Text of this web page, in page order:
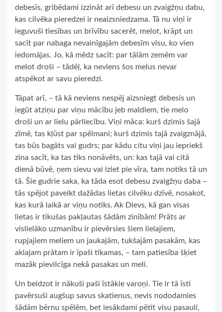
debesīs, gribēdami izzināt arī debesu un zvaigžņu dabu,
kas cilvēka pieredzei ir neaizsniedzama. Tā nu viņi ir
ieguvuši tiesības un brīvību sacerēt, melot, krāpt un
sacīt par nabaga nevainīgajām debesīm visu, ko vien
iedomājas. Jo, kā mēdz sacīt: par tālām zemēm var
melot droši – tādēļ, ka neviens šos melus nevar
atspēkot ar savu pieredzi.
Tāpat arī, – tā kā neviens nespēj aizsniegt debesis un
iegūt atziņu par viņu mācību jeb maldiem, tie melo
droši un ar lielu pārliecību. Viņi māca: kurš dzimis šajā
zīmē, tas kļūst par spēlmani; kurš dzimis tajā zvaigznājā,
tas būs bagāts vai gudrs; par kādu citu viņi jau iepriekš
zina sacīt, ka tas tiks nonāvēts, un: kas tajā vai citā
dienā būvē, ņem sievu vai iziet pie vīra, tam notiks tā un
tā. Šie gudrie saka, ka tāda esot debesu zvaigžņu daba –
tās spējot paveikt dažādas lietas cilvēku dzīvē, nosakot,
kas kurā laikā ar viņu notiks. Ak Dievs, kā gan visas
lietas ir tikušas pakļautas šādām zinībām! Prāts ar
vislielāko uzmanību ir pievērsies šiem lielajiem,
rupjajiem meliem un jaukajām, tukšajām pasakām, kas
aklajam prātam ir īpaši tīkamas, – tam patiesība šķiet
mazāk pievilcīga nekā pasakas un meli.
Un beidzot ir nākuši paši īstākie varoņi. Tie ir tā īsti
pavērsuši augšup savus skatienus, nevis nododamies
šādām bērnu spēlēm, bet iesākdami pētīt visu pasauli,